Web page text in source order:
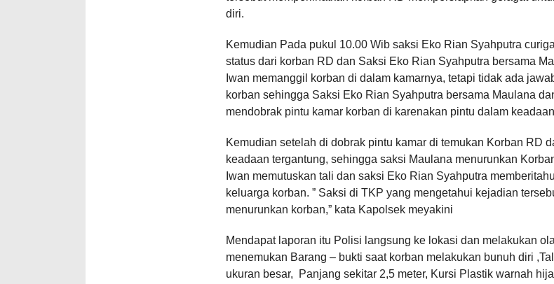
diri.
Kemudian Pada pukul 10.00 Wib saksi Eko Rian Syahputra
status dari korban RD dan Saksi Eko Rian Syahputra bersama
Iwan memanggil korban di dalam kamarnya, tetapi tidak ada
korban sehingga Saksi Eko Rian Syahputra bersama Maulana
mendobrak pintu kamar korban di karenakan pintu dalam
Kemudian setelah di dobrak pintu kamar di temukan Korban RD
keadaan tergantung, sehingga saksi Maulana menurunkan
Iwan memutuskan tali dan saksi Eko Rian Syahputra
keluarga korban. ” Saksi di TKP yang mengetahui kejadian
menurunkan korban,” kata Kapolsek meyakini
Mendapat laporan itu Polisi langsung ke lokasi dan melakukan
menemukan Barang – bukti saat korban melakukan bunuh diri
ukuran besar, Panjang sekitar 2,5 meter, Kursi Plastik warnah